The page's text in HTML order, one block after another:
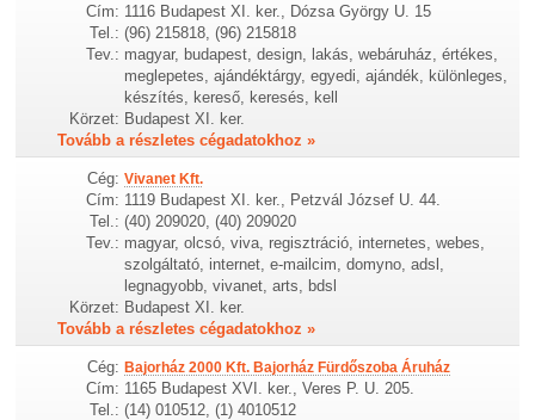
Cím: 1116 Budapest XI. ker., Dózsa György U. 15
Tel.: (96) 215818, (96) 215818
Tev.: magyar, budapest, design, lakás, webáruház, értékes,
meglepetes, ajándéktárgy, egyedi, ajándék, különleges,
készítés, kereső, keresés, kell
Körzet: Budapest XI. ker.
Tovább a részletes cégadatokhoz »
Cég: Vivanet Kft.
Cím: 1119 Budapest XI. ker., Petzvál József U. 44.
Tel.: (40) 209020, (40) 209020
Tev.: magyar, olcsó, viva, regisztráció, internetes, webes,
szolgáltató, internet, e-mailcim, domyno, adsl,
legnagyobb, vivanet, arts, bdsl
Körzet: Budapest XI. ker.
Tovább a részletes cégadatokhoz »
Cég: Bajorház 2000 Kft. Bajorház Fürdőszoba Áruház
Cím: 1165 Budapest XVI. ker., Veres P. U. 205.
Tel.: (14) 010512, (1) 4010512